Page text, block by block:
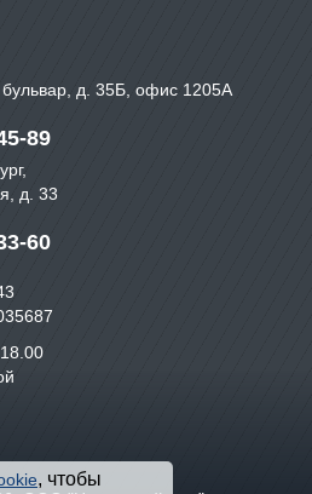
бульвар, д. 35Б, офис 1205А
89
д. 33
60
, чтобы